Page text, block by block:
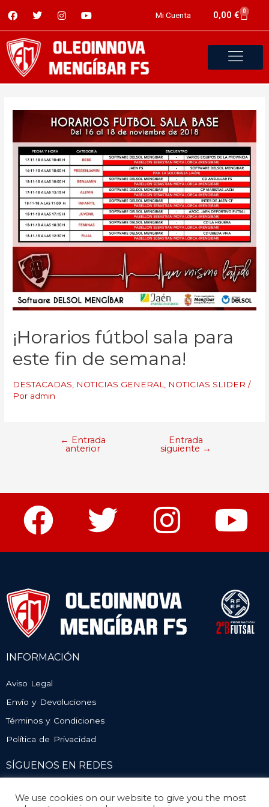
Mi Cuenta 0,00 € 0
¡Horarios fútbol sala para
este fin de semana!
DESTACADAS NOTICIAS GENERAL NOTICIAS SLIDER /
Por admin
← Entrada
anterior
Entrada
siguiente →
INFORMACIÓN
Aviso Legal
Envío y Devoluciones
Términos y Condiciones
Política de Privacidad
SÍGUENOS EN REDES
We use cookies on our website to give you the most